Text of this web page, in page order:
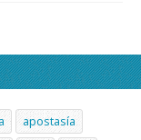
apostasía